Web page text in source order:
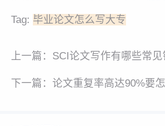
Tag: 毕业论文怎么写大专
上一篇： SCI论文写作有哪些常见
下一篇： 论文重复率高达90%要怎